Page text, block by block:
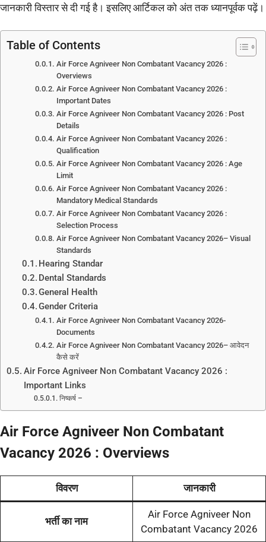
जानकारी विस्तार से दी गई है। इसलिए आर्टिकल को अंत तक ध्यानपूर्वक पढ़ें।
Table of Contents
Air Force Agniveer Non Combatant Vacancy 2026 :
Overviews
Air Force Agniveer Non Combatant Vacancy 2026 :
Important Dates
Air Force Agniveer Non Combatant Vacancy 2026 : Post
Details
Air Force Agniveer Non Combatant Vacancy 2026 :
Qualification
Air Force Agniveer Non Combatant Vacancy 2026 : Age
Limit
Air Force Agniveer Non Combatant Vacancy 2026 :
Mandatory Medical Standards
Air Force Agniveer Non Combatant Vacancy 2026 :
Selection Process
Air Force Agniveer Non Combatant Vacancy 2026– Visual
Standards
Hearing Standar
Dental Standards
General Health
Gender Criteria
Air Force Agniveer Non Combatant Vacancy 2026-
Documents
Air Force Agniveer Non Combatant Vacancy 2026– आवेदन
कैसे करें
Air Force Agniveer Non Combatant Vacancy 2026 :
Important Links
निष्कर्ष –
Air Force Agniveer Non Combatant
Vacancy 2026 : Overviews
विवरण जानकारी
भर्ती का नाम
Air Force Agniveer Non
Combatant Vacancy 2026